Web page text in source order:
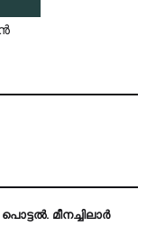
മീനച്ചിലാര്‍